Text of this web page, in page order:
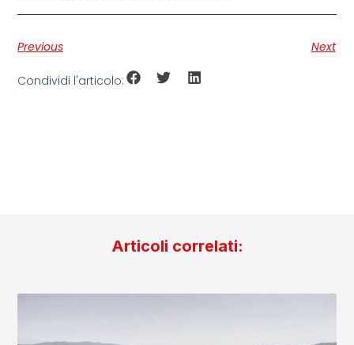
Previous Next
Condividi l'articolo:
Articoli correlati: